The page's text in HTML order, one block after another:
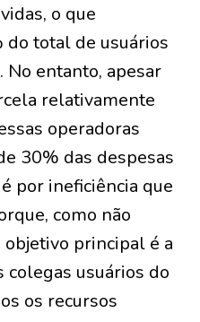
o que
do total de usuários
entanto, apesar
relativamente
operadoras
30% das despesas
por ineficiência que
como não
principal é a
colegas usuários do
os recursos